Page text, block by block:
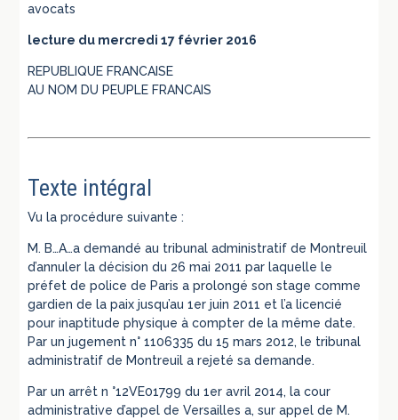
avocats
lecture du mercredi 17 février 2016
REPUBLIQUE FRANCAISE
AU NOM DU PEUPLE FRANCAIS
Texte intégral
Vu la procédure suivante :
M. B…A…a demandé au tribunal administratif de Montreuil
d’annuler la décision du 26 mai 2011 par laquelle le
préfet de police de Paris a prolongé son stage comme
gardien de la paix jusqu’au 1er juin 2011 et l’a licencié
pour inaptitude physique à compter de la même date.
Par un jugement n° 1106335 du 15 mars 2012, le tribunal
administratif de Montreuil a rejeté sa demande.
Par un arrêt n °12VE01799 du 1er avril 2014, la cour
administrative d’appel de Versailles a, sur appel de M.